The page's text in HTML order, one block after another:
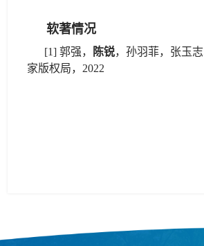
软著情况
[1] 郭强， 陈锐，孙羽菲，张玉
家版权局，2022